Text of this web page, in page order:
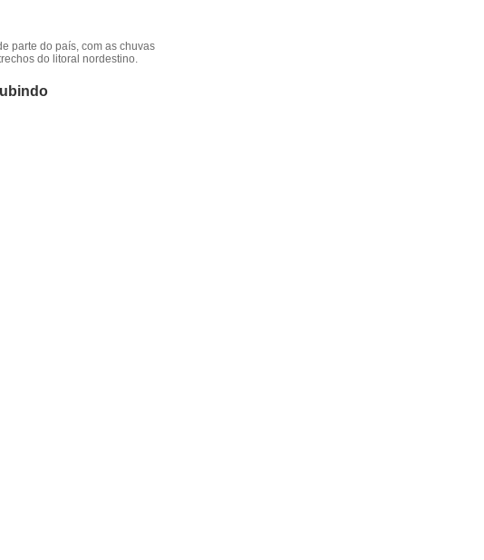
parte do país, com as chuvas
do litoral nordestino.